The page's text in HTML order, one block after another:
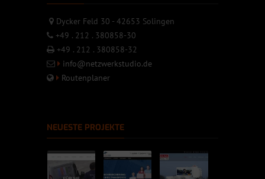
Dycker Feld 30 - 42653 Solingen
+49 . 212 . 380858-30
+49 . 212 . 380858-32
info@netzwerkstudio.de
Routenplaner
NEUESTE PROJEKTE